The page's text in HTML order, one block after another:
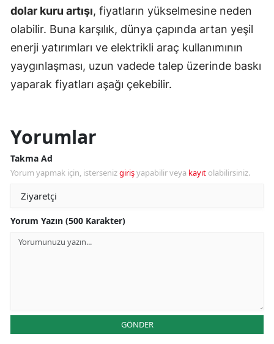
dolar kuru artışı, fiyatların yükselmesine neden
olabilir. Buna karşılık, dünya çapında artan yeşil
enerji yatırımları ve elektrikli araç kullanımının
yaygınlaşması, uzun vadede talep üzerinde baskı
yaparak fiyatları aşağı çekebilir.
Yorumlar
Takma Ad
Yorum yapmak için, istersenizgirişyapabilir veya kayıt olabilirsiniz.
Yorum Yazın (500 Karakter)
GÖNDER